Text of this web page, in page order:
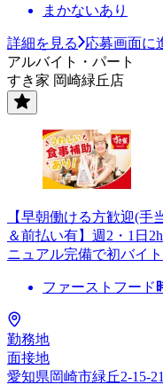
まかないあり
詳細を見る
応募画面に
アルバイト・パート
すき家 岡崎緑丘店
【早朝働ける方歓迎(
＆前払い有】週2・1日
ニュアル完備で初バイ
ファーストフード
勤務地
面接地
愛知県岡崎市緑丘2-15-21